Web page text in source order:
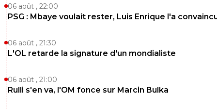
06 août , 22:00
PSG : Mbaye voulait rester, Luis Enrique l'a
06 août , 21:30
L'OL retarde la signature d'un mondialiste
06 août , 21:00
Rulli s'en va, l'OM fonce sur Marcin Bulka